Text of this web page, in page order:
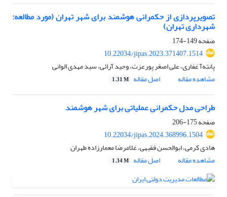
تصویرپردازی از حکمرانی هوشمند برای شهر تهران (مورد مطالعه:
شهرداری تهران)
صفحه149-174
10.22034/jipas.2023.371407.1514
پانته‌آ غفاری، علی اصغر پورعزت، وحید آرائی، سید مهدی الوانی
مشاهده مقاله
اصل مقاله 1.31 M
طراحی مدل حکمرانی عملیاتی برای شهر هوشمند
صفحه175-206
10.22034/jipas.2024.368996.1504
هادی کرمی، ابوالحسن فقیهی، غلامرضا معمارزاده طهران
مشاهده مقاله
اصل مقاله 1.34 M